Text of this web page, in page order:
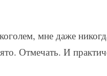
мне даже
Отмечать. И